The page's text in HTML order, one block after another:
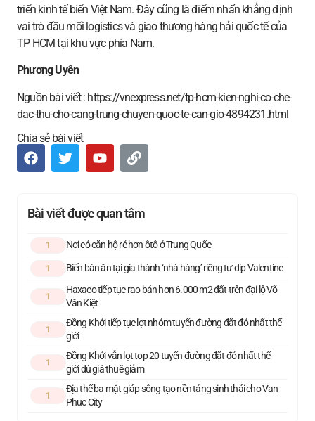
triển kinh tế biển Việt Nam. Đây cũng là điểm nhấn khẳng định
vai trò đầu mối logistics và giao thương hàng hải quốc tế của
TP HCM tại khu vực phía Nam.
Phương Uyên
Nguồn bài viết : https://vnexpress.net/tp-hcm-kien-nghi-co-che-
dac-thu-cho-cang-trung-chuyen-quoc-te-can-gio-4894231.html
Chia sẻ bài viết
Bài viết được quan tâm
1 Nơi có căn hộ rẻ hơn ôtô ở Trung Quốc
1 Biến bàn ăn tại gia thành ‘nhà hàng’ riêng tư dịp Valentine
1
Haxaco tiếp tục rao bán hơn 6.000 m2 đất trên đại lộ Võ
Văn Kiệt
1
Đồng Khởi tiếp tục lọt nhóm tuyến đường đắt đỏ nhất thế
giới
1
Đồng Khởi vẫn lọt top 20 tuyến đường đắt đỏ nhất thế
giới dù giá thuê giảm
1
Địa thế ba mặt giáp sông tạo nền tảng sinh thái cho Van
Phuc City